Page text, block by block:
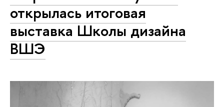
открылась итоговая
выставка Школы дизайна
ВШЭ